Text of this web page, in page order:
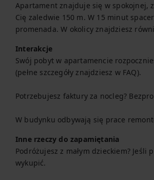
Apartament znajduje się w spokojnej,
Cię zaledwie 150 m. W 15 minut
promenada. W okolicy znajdziesz
Interakcje
Swój pobyt w apartamencie
(pełne szczegóły znajdziesz w FAQ).
Potrzebujesz faktury za nocleg?
W budynku odbywają się prace
Inne rzeczy do zapamiętania
Podróżujesz z małym dzieckiem?
wykupić.